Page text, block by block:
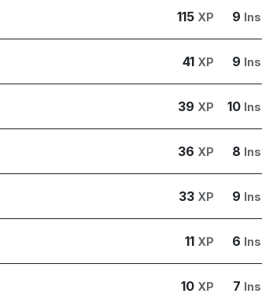
115 XP 9
41 XP 9
39 XP 10
36 XP 8
33 XP 9
11 XP 6
10 XP 7